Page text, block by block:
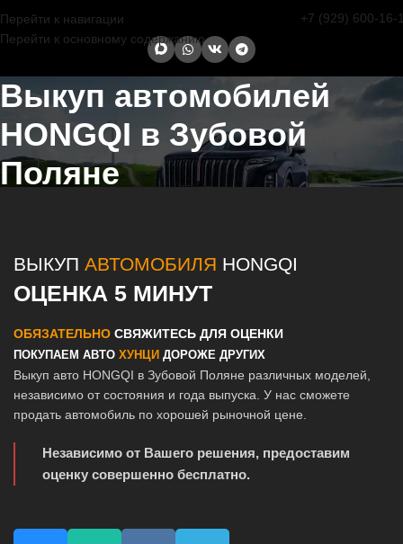
Перейти к навигации
Перейти к основному содержанию
+7 (929) 600-16-
Выкуп автомобилей
HONGQI в Зубовой
Поляне
ВЫКУП АВТОМОБИЛЯ HONGQI
ОЦЕНКА 5 МИНУТ
ОБЯЗАТЕЛЬНО СВЯЖИТЕСЬ ДЛЯ ОЦЕНКИ
ПОКУПАЕМ АВТО ХУНЦИ ДОРОЖЕ ДРУГИХ
Выкуп авто HONGQI в Зубовой Поляне различных моделей,
независимо от состояния и года выпуска. У нас сможете
продать автомобиль по хорошей рыночной цене.
Независимо от Вашего решения, предоставим
оценку совершенно бесплатно.